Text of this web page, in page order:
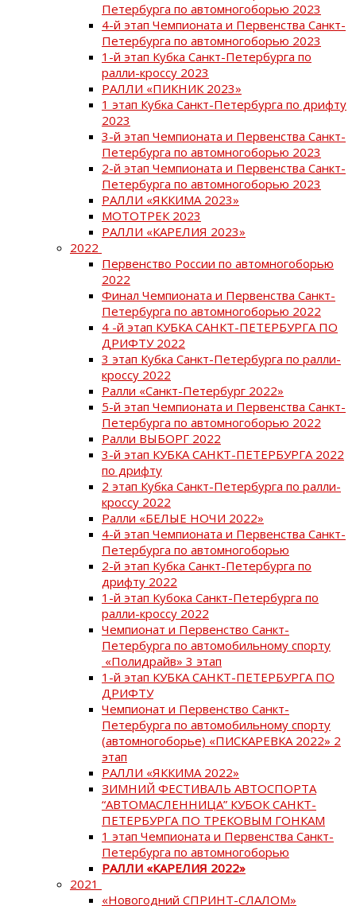
Петербурга по автомногоборью 2023
4-й этап Чемпионата и Первенства Санкт-
Петербурга по автомногоборью 2023
1-й этап Кубка Санкт-Петербурга по
ралли-кроссу 2023
РАЛЛИ «ПИКНИК 2023»
1 этап Кубка Санкт-Петербурга по дрифту
2023
3-й этап Чемпионата и Первенства Санкт-
Петербурга по автомногоборью 2023
2-й этап Чемпионата и Первенства Санкт-
Петербурга по автомногоборью 2023
РАЛЛИ «ЯККИМА 2023»
МОТОТРЕК 2023
РАЛЛИ «КАРЕЛИЯ 2023»
2022
Первенство России по автомногоборью
2022
Финал Чемпионата и Первенства Санкт-
Петербурга по автомногоборью 2022
4 -й этап КУБКА САНКТ-ПЕТЕРБУРГА ПО
ДРИФТУ 2022
3 этап Кубка Санкт-Петербурга по ралли-
кроссу 2022
Ралли «Санкт-Петербург 2022»
5-й этап Чемпионата и Первенства Санкт-
Петербурга по автомногоборью 2022
Ралли ВЫБОРГ 2022
3-й этап КУБКА САНКТ-ПЕТЕРБУРГА 2022
по дрифту
2 этап Кубка Санкт-Петербурга по ралли-
кроссу 2022
Ралли «БЕЛЫЕ НОЧИ 2022»
4-й этап Чемпионата и Первенства Санкт-
Петербурга по автомногоборью
2-й этап Кубка Санкт-Петербурга по
дрифту 2022
1-й этап Кубока Санкт-Петербурга по
ралли-кроссу 2022
Чемпионат и Первенство Санкт-
Петербурга по автомобильному спорту
«Полидрайв» 3 этап
1-й этап КУБКА САНКТ-ПЕТЕРБУРГА ПО
ДРИФТУ
Чемпионат и Первенство Санкт-
Петербурга по автомобильному спорту
(автомногоборье) «ПИСКАРЕВКА 2022» 2
этап
РАЛЛИ «ЯККИМА 2022»
ЗИМНИЙ ФЕСТИВАЛЬ АВТОСПОРТА
“АВТОМАСЛЕННИЦА” КУБОК САНКТ-
ПЕТЕРБУРГА ПО ТРЕКОВЫМ ГОНКАМ
1 этап Чемпионата и Первенства Санкт-
Петербурга по автомногоборью
РАЛЛИ «КАРЕЛИЯ 2022»
2021
«Новогодний СПРИНТ-СЛАЛОМ»